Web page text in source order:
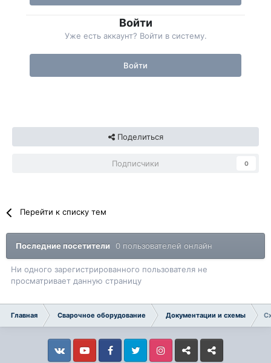
Войти
Уже есть аккаунт? Войти в систему.
Войти
Поделиться
Подписчики 0
Перейти к списку тем
Последние посетители 0 пользователей онлайн
Ни одного зарегистрированного пользователя не
просматривает данную страницу
Главная Сварочное оборудование Документации и схемы
VkontakteYouTube FacebookTwitter InstagramLivejournalOdnoklassniki